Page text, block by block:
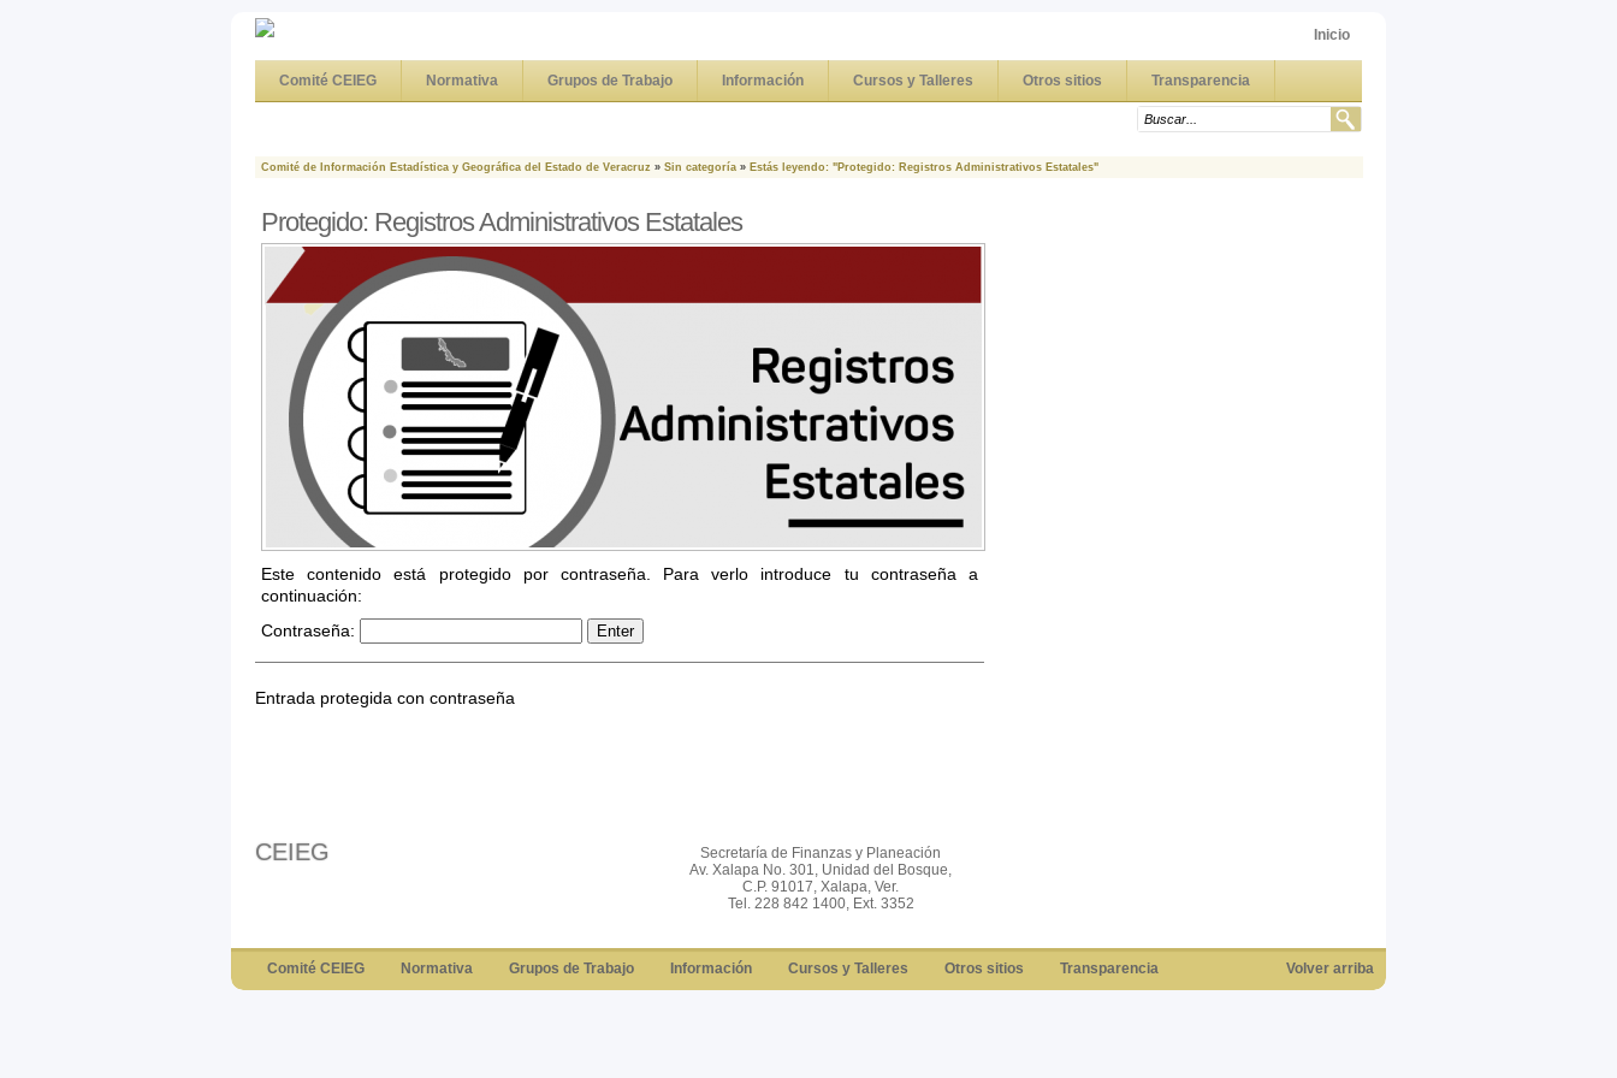
Inicio
Comité CEIEG Normativa Grupos de Trabajo Información Cursos y Talleres Otros sitios Transparencia
Comité de Información Estadística y Geográfica del Estado de Veracruz » Sin categoría » Estás leyendo: "Protegido: Registros Administrativos Estatales"
Protegido: Registros Administrativos Estatales
Este contenido está protegido por contraseña. Para verlo introduce tu contraseña a
continuación:
Contraseña:
Entrada protegida con contraseña
CEIEG
Secretaría de Finanzas y Planeación
Av. Xalapa No. 301, Unidad del Bosque,
C.P. 91017, Xalapa, Ver.
Tel. 228 842 1400, Ext. 3352
Comité CEIEG Normativa Grupos de Trabajo Información Cursos y Talleres Otros sitios Transparencia Volver arriba